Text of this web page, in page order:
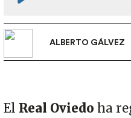
ALBERTO GÁLVEZ
El Real Oviedo ha